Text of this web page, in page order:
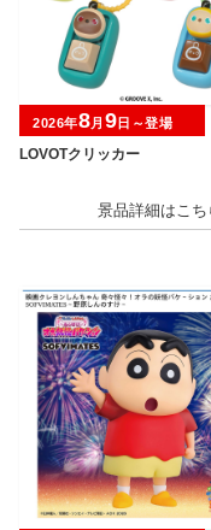
LOVOTクリッカー
2026年8月 9日～登場